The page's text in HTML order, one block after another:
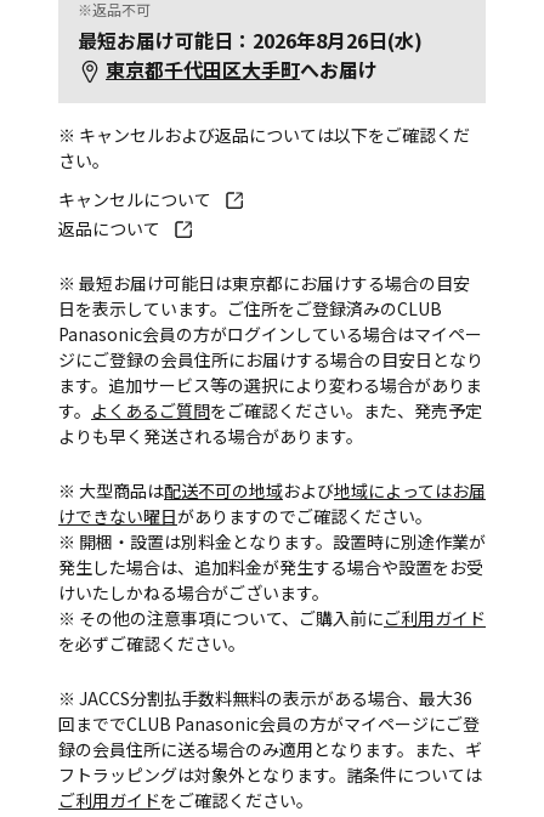
※返品不可
最短お届け可能日：2026年8月26日(水)
東京都千代田区大手町へお届け
※ キャンセルおよび返品については以下をご確認くだ
さい。
キャンセルについて
返品について
※ 最短お届け可能日は東京都にお届けする場合の目安
日を表示しています。ご住所をご登録済みのCLUB
Panasonic会員の方がログインしている場合はマイペー
ジにご登録の会員住所にお届けする場合の目安日となり
ます。追加サービス等の選択により変わる場合がありま
す。 よくあるご質問をご確認ください。また、発売予定
よりも早く発送される場合があります。
※ 大型商品は配送不可の地域および地域によってはお届
けできない曜日がありますのでご確認ください。
※ 開梱・設置は別料金となります。設置時に別途作業が
発生した場合は、追加料金が発生する場合や設置をお受
けいたしかねる場合がございます。
※ その他の注意事項について、ご購入前にご利用ガイド
を必ずご確認ください。
※ JACCS分割払手数料無料の表示がある場合、最大36
回まででCLUB Panasonic会員の方がマイページにご登
録の会員住所に送る場合のみ適用となります。また、ギ
フトラッピングは対象外となります。諸条件については
ご利用ガイドをご確認ください。